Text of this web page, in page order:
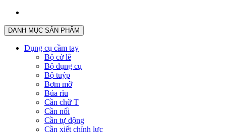
DANH MỤC SẢN PHẨM
Dụng cụ cầm tay
Bộ cờ lê
Bộ dụng cụ
Bộ tuýp
Bơm mỡ
Búa rìu
Cần chữ T
Cần nối
Cần tự động
Cần xiết chỉnh lực